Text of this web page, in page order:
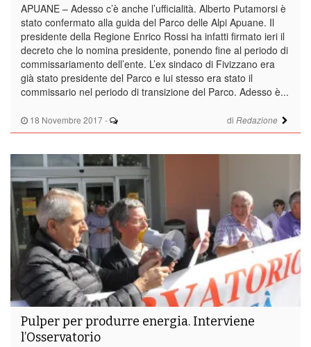
18 Novembre 2017 - di Redazione
APUANE – Adesso c’è anche l’ufficialità. Alberto Putamorsi è
stato confermato alla guida del Parco delle Alpi Apuane. Il
presidente della Regione Enrico Rossi ha infatti firmato ieri il
decreto che lo nomina presidente, ponendo fine al periodo di
commissariamento dell’ente. L’ex sindaco di Fivizzano era
già stato presidente del Parco e lui stesso era stato il
commissario nel periodo di transizione del Parco. Adesso è...
Pulper per produrre energia. Interviene
l’Osservatorio